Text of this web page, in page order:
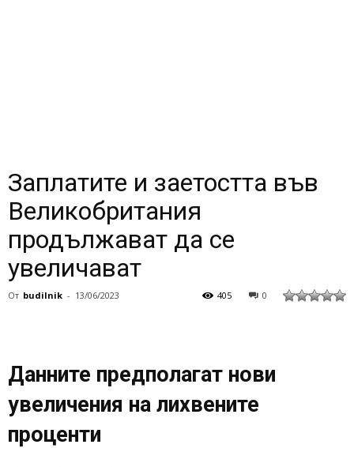
Заплатите и заетостта във
Великобритания
продължават да се
увеличават
От budilnik - 13/06/2023 0
405
Данните предполагат нови
увеличения на лихвените
проценти